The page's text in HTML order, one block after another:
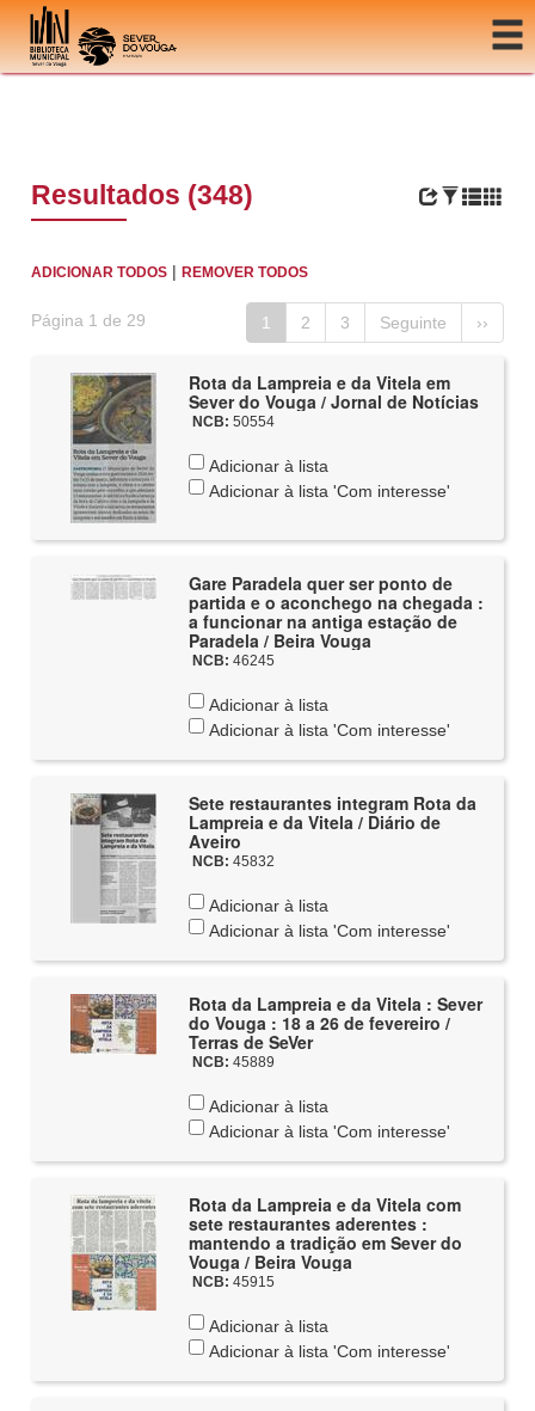
Ir para o conteúdo
Resultados (348)
ADICIONAR TODOS |REMOVER TODOS
Página 1 de 29 1 2 3 Seguinte ››
Rota da Lampreia e da Vitela em
Sever do Vouga / Jornal de Notícias
NCB: 50554
Adicionar à lista
Adicionar à lista 'Com interesse'
Gare Paradela quer ser ponto de
partida e o aconchego na chegada :
a funcionar na antiga estação de
Paradela / Beira Vouga
NCB: 46245
Adicionar à lista
Adicionar à lista 'Com interesse'
Sete restaurantes integram Rota da
Lampreia e da Vitela / Diário de
Aveiro
NCB: 45832
Adicionar à lista
Adicionar à lista 'Com interesse'
Rota da Lampreia e da Vitela : Sever
do Vouga : 18 a 26 de fevereiro /
Terras de SeVer
NCB: 45889
Adicionar à lista
Adicionar à lista 'Com interesse'
Rota da Lampreia e da Vitela com
sete restaurantes aderentes :
mantendo a tradição em Sever do
Vouga / Beira Vouga
NCB: 45915
Adicionar à lista
Adicionar à lista 'Com interesse'